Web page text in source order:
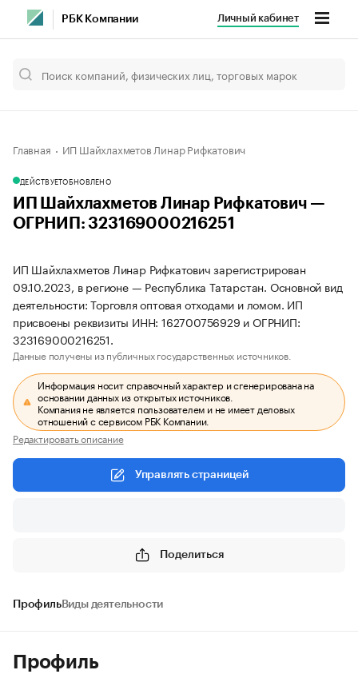
РБК Компании Личный кабинет
Главная ИП Шайхлахметов Линар Рифкатович
ДЕЙСТВУЕТОБНОВЛЕНО
ИП Шайхлахметов Линар Рифкатович —
ОГРНИП: 323169000216251
ИП Шайхлахметов Линар Рифкатович зарегистрирован
09.10.2023, в регионе — Республика Татарстан. Основной вид
деятельности: Торговля оптовая отходами и ломом. ИП
присвоены реквизиты ИНН: 162700756929 и ОГРНИП:
323169000216251.
Данные получены из публичных государственных источников.
Информация носит справочный характер и сгенерирована на
основании данных из открытых источников.
Компания не является пользователем и не имеет деловых
отношений с сервисом РБК Компании.
Редактировать описание
Управлять страницей
Поделиться
ПрофильВиды деятельности
Профиль